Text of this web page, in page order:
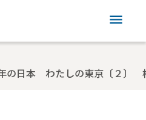
menu
の日本 わたしの東京〔２〕